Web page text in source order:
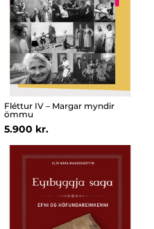
Fléttur IV – Margar myndir
ömmu
5.900 kr.